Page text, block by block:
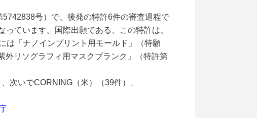
号）で、後発の特許6件の審査過程で
ています。国際出願である、この特許は、
は「ナノインプリント用モールド」（特願
外リソグラフィ用マスクブランク」（特許第
次いでCORNING（米）（39件）、